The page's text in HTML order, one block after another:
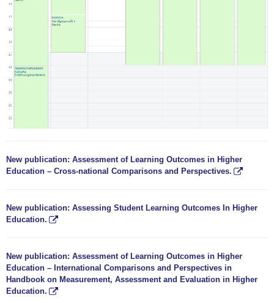
New publication: Assessment of Learning Outcomes in Higher
Education – Cross-national Comparisons and Perspectives.
New publication: Assessing Student Learning Outcomes In Higher
Education.
New publication: Assessment of Learning Outcomes in Higher
Education – International Comparisons and Perspectives in
Handbook on Measurement, Assessment and Evaluation in Higher
Education.